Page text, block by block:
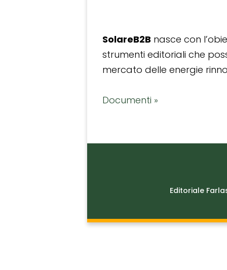
SolareB2B nasce con
strumenti editoriali che
mercato delle energie
Documenti »
Editoriale